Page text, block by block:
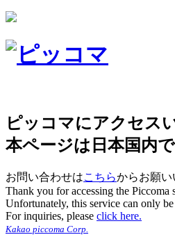
ピッコマにアクセス
本ページは日本国内
お問い合わせはこちらからお願い
Thank you for accessing the Piccoma
Unfortunately, this service can only
For inquiries, please click here.
Kakao piccoma Corp.